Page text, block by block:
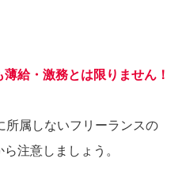
薄給・激務とは限りません！
所属しないフリーランスの
注意しましょう。